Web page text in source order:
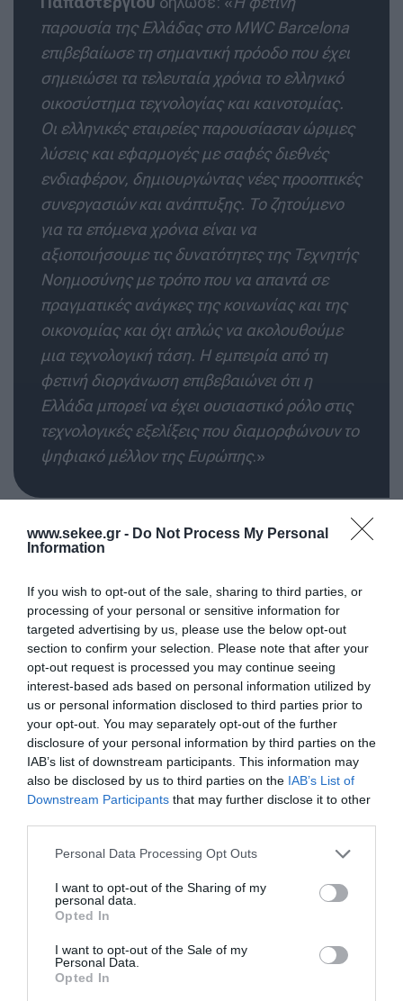
www.sekee.gr - Do Not Process My Personal
Information
If you wish to opt-out of the sale, sharing to third parties, or
processing of your personal or sensitive information for
targeted advertising by us, please use the below opt-out
section to confirm your selection. Please note that after your
opt-out request is processed you may continue seeing
interest-based ads based on personal information utilized by
us or personal information disclosed to third parties prior to
your opt-out. You may separately opt-out of the further
disclosure of your personal information by third parties on the
IAB’s list of downstream participants. This information may
also be disclosed by us to third parties on the IAB’s List of
Downstream Participants that may further disclose it to other
Personal Data Processing Opt Outs
I want to opt-out of the Sharing of my
personal data.
Opted In
I want to opt-out of the Sale of my
Personal Data.
Opted In
παρουσία της Ελλάδας στο MWC Barcelona
επιβεβαίωσε τη σημαντική πρόοδο που έχει
σημειώσει τα τελευταία χρόνια το ελληνικό
οικοσύστημα τεχνολογίας και καινοτομίας.
Οι ελληνικές εταιρείες παρουσίασαν ώριμες
λύσεις και εφαρμογές με σαφές διεθνές
ενδιαφέρον, δημιουργώντας νέες προοπτικές
συνεργασιών και ανάπτυξης. Το ζητούμενο
για τα επόμενα χρόνια είναι να
αξιοποιήσουμε τις δυνατότητες της Τεχνητής
Νοημοσύνης με τρόπο που να απαντά σε
πραγματικές ανάγκες της κοινωνίας και της
οικονομίας και όχι απλώς να ακολουθούμε
μια τεχνολογική τάση. Η εμπειρία από τη
φετινή διοργάνωση επιβεβαιώνει ότι η
Ελλάδα μπορεί να έχει ουσιαστικό ρόλο στις
τεχνολογικές εξελίξεις που διαμορφώνουν το
ψηφιακό μέλλον της Ευρώπης.»
Σύμβουλος της Enterprise Greece, Δρ.
Μαρίνος Γιαννόπουλος: «Το MWC
Barcelona αποτελεί κορυφαίο παγκόσμιο
σημείο αναφοράς για τον κλάδο των
ψηφιακών τεχνολογιών. Η δυναμική
συμμετοχή της Ελλάδας στη διοργάνωση
αναδεικνύει τη διεθνή ανταγωνιστικότητα και
την ποιότητα του κλάδου της τεχνολογίας. Με
γνώμονα τη στρατηγική ενίσχυση της
ενεργά τη συμμετοχή της χώρας στις πλέον
κορυφαίες διεθνείς διοργανώσεις. Έχοντας
λάβει τα πρώτα θετικά αποτελέσματα και την
εταιρειών, είμαστε στην ευχάριστη θέση να
ανακοινώσουμε στο ευρύ κοινό ότι ξεκινούν